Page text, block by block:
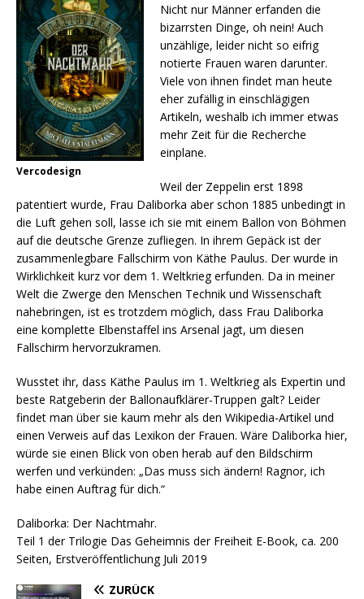
Vercodesign
Nicht nur Männer erfanden die
bizarrsten Dinge, oh nein! Auch
unzählige, leider nicht so eifrig
notierte Frauen waren darunter.
Viele von ihnen findet man heute
eher zufällig in einschlägigen
Artikeln, weshalb ich immer etwas
mehr Zeit für die Recherche
einplane.
Weil der Zeppelin erst 1898
patentiert wurde, Frau Daliborka aber schon 1885 unbedingt in
die Luft gehen soll, lasse ich sie mit einem Ballon von Böhmen
auf die deutsche Grenze zufliegen. In ihrem Gepäck ist der
zusammenlegbare Fallschirm von Käthe Paulus. Der wurde in
Wirklichkeit kurz vor dem 1. Weltkrieg erfunden. Da in meiner
Welt die Zwerge den Menschen Technik und Wissenschaft
nahebringen, ist es trotzdem möglich, dass Frau Daliborka
eine komplette Elbenstaffel ins Arsenal jagt, um diesen
Fallschirm hervorzukramen.
Wusstet ihr, dass Käthe Paulus im 1. Weltkrieg als Expertin und
beste Ratgeberin der Ballonaufklärer-Truppen galt? Leider
findet man über sie kaum mehr als den Wikipedia-Artikel und
einen Verweis auf das Lexikon der Frauen. Wäre Daliborka hier,
würde sie einen Blick von oben herab auf den Bildschirm
werfen und verkünden: „Das muss sich ändern! Ragnor, ich
habe einen Auftrag für dich.“
Daliborka: Der Nachtmahr.
Teil 1 der Trilogie Das Geheimnis der Freiheit E-Book, ca. 200
Seiten, Erstveröffentlichung Juli 2019
ZURÜCK